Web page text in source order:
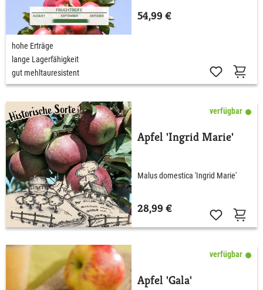
54,99 €
hohe Erträge
lange Lagerfähigkeit
gut mehltauresistent
verfügbar
Apfel 'Ingrid Marie'
Malus domestica 'Ingrid Marie'
28,99 €
verfügbar
Apfel 'Gala'